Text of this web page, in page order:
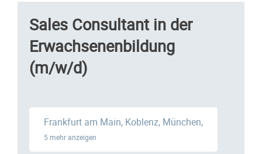
Sales Consultant in der
Erwachsenenbildung
(m/w/d)
Frankfurt am Main, Koblenz, München,
5 mehr anzeigen